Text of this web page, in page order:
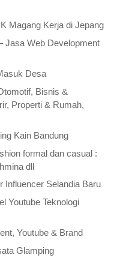
Magang Kerja di Jepang
Jasa Web Development
Desa
Bisnis &
Properti & Rumah,
Kain Bandung
formal dan casual :
dll
Influencer Selandia Baru
Youtube Teknologi
Youtube & Brand
Glamping